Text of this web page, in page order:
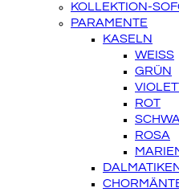
KOLLEKTION-
PARAMENTE
KASELN
WEISS
GRÜN
ROT
ROSA